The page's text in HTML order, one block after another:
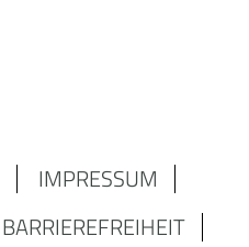
IMPRESSUM
BARRIEREFREIHEIT